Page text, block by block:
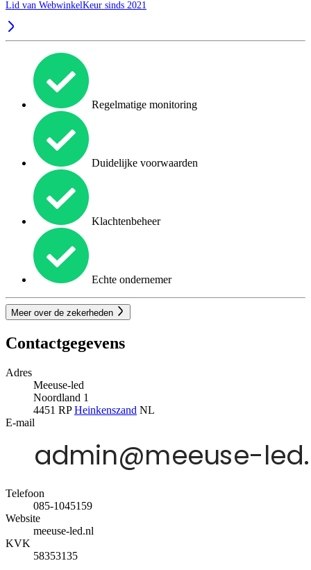
Lid van WebwinkelKeur sinds 2021
Regelmatige monitoring
Duidelijke voorwaarden
Klachtenbeheer
Echte ondernemer
Meer over de zekerheden
Contactgegevens
Adres
Meeuse-led
Noordland 1
4451 RPHeinkenszand NL
E-mail
Telefoon
085-1045159
Website
meeuse-led.nl
KVK
58353135